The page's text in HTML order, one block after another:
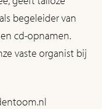
begeleider van
cd-opnamen.
vaste organist bij